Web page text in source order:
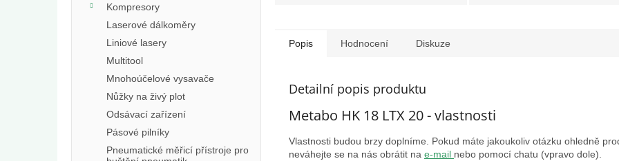
Kompresory
Laserové dálkoměry
Liniové lasery
Multitool
Mnohoúčelové vysavače
Nůžky na živý plot
Odsávací zařízení
Pásové pilníky
Pneumatické měřicí přístroje pro
Popis Hodnocení Diskuze
Detailní popis produktu
Metabo HK 18 LTX 20 - vlastnosti
Vlastnosti budou brzy doplníme. Pokud máte jakoukoliv otázku ohledně
neváhejte se na nás obrátit na e-mail nebo pomocí chatu (vpravo dole).